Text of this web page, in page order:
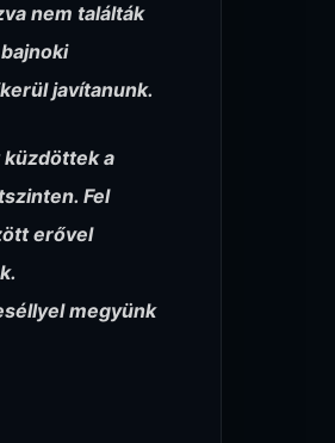
nem találták
javítanunk.
küzdöttek a
Fel
erővel
megyünk